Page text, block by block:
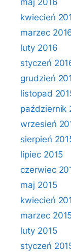
maj 2016
kwiecień
marzec
luty 2016
styczeń
grudzień
listopad
październik
wrzesień
sierpień
lipiec 2015
czerwiec
maj 2015
kwiecień
marzec
luty 2015
styczeń